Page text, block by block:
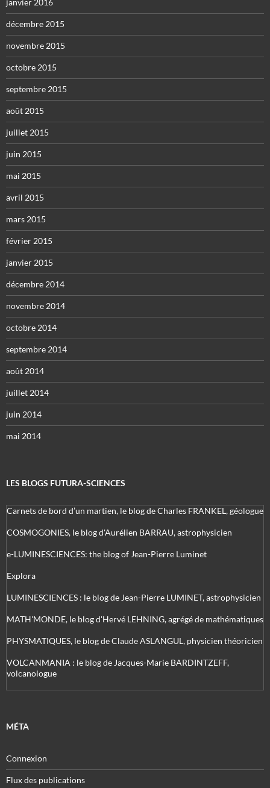
décembre 2015
novembre 2015
octobre 2015
septembre 2015
août 2015
juillet 2015
juin 2015
mai 2015
avril 2015
mars 2015
février 2015
janvier 2015
décembre 2014
novembre 2014
octobre 2014
septembre 2014
août 2014
juillet 2014
juin 2014
mai 2014
LES BLOGS FUTURA-SCIENCES
Carnets de bord d’un martien, le blog de Charles FRANKEL, géologue
COSMOGONIES, le blog d'Aurélien BARRAU, astrophysicien
e-LUMINESCIENCES: the blog of Jean-Pierre Luminet
Explora
LUMINESCIENCES : le blog de Jean-Pierre LUMINET, astrophysicien
MATH'MONDE, le blog d'Hervé LEHNING, agrégé de mathématiques
PHYSMATIQUES, le blog de Claude ASLANGUL, physicien théoricien
VOLCANMANIA : le blog de Jacques-Marie BARDINTZEFF,
volcanologue
MÉTA
Connexion
Flux des publications